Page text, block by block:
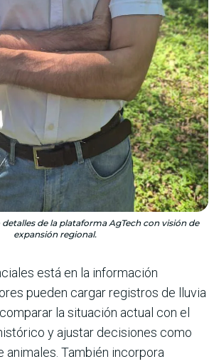
detalles de la plataforma AgTech con visión de
expansión regional.
está en la información
pueden cargar registros de lluvia
la situación actual con el
y ajustar decisiones como
animales. También incorpora